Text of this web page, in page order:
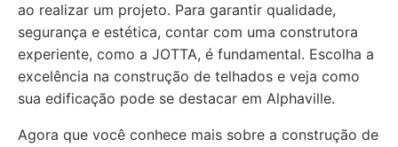
ao realizar um projeto. Para garantir qualidade,
segurança e estética, contar com uma construtora
experiente, como a JOTTA, é fundamental. Escolha a
excelência na construção de telhados e veja como
sua edificação pode se destacar em Alphaville.
Agora que você conhece mais sobre a construção de